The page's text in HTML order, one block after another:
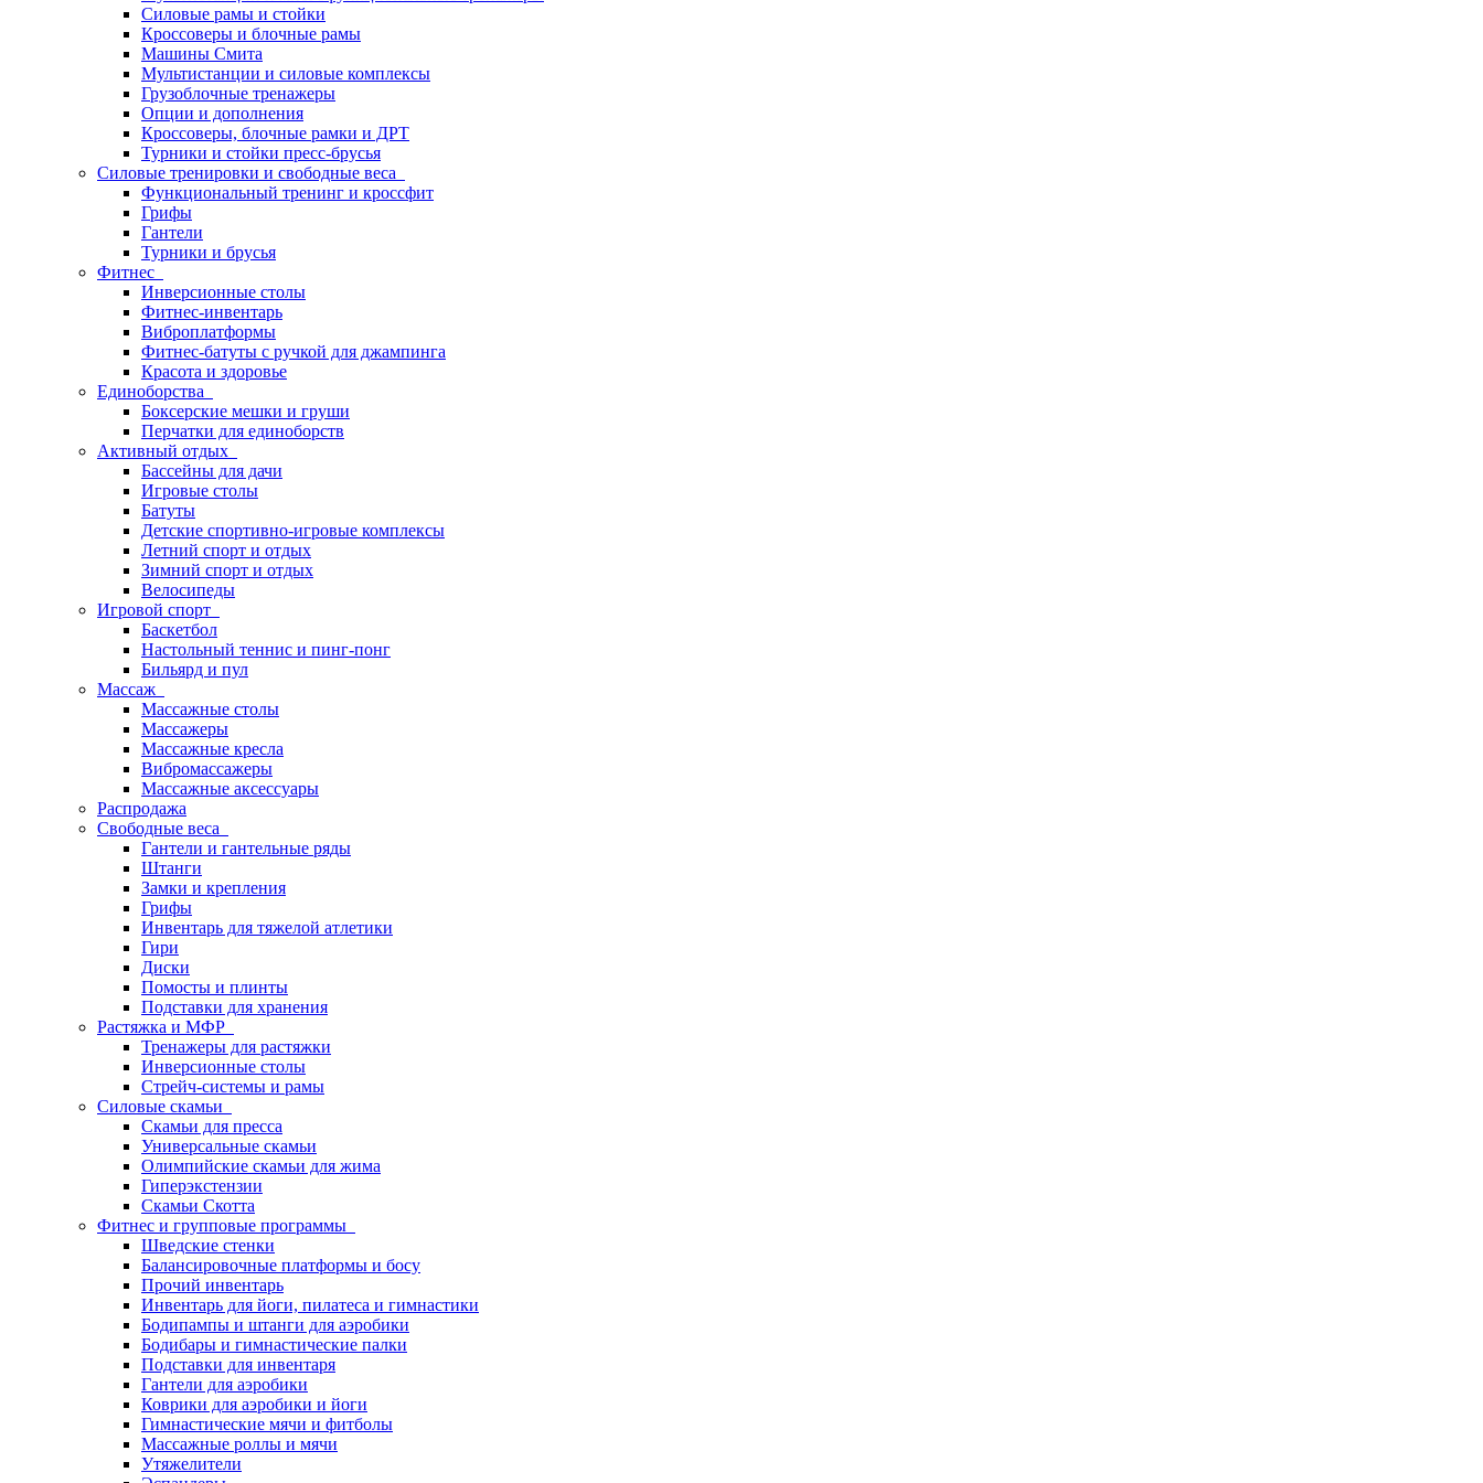
Силовые рамы и стойки
Кроссоверы и блочные рамы
Машины Смита
Мультистанции и силовые комплексы
Грузоблочные тренажеры
Опции и дополнения
Кроссоверы, блочные рамки и ДРТ
Турники и стойки пресс-брусья
Силовые тренировки и свободные веса
Функциональный тренинг и кроссфит
Грифы
Гантели
Турники и брусья
Фитнес
Инверсионные столы
Фитнес-инвентарь
Виброплатформы
Фитнес-батуты с ручкой для джампинга
Красота и здоровье
Единоборства
Боксерские мешки и груши
Перчатки для единоборств
Активный отдых
Бассейны для дачи
Игровые столы
Батуты
Детские спортивно-игровые комплексы
Летний спорт и отдых
Зимний спорт и отдых
Велосипеды
Игровой спорт
Баскетбол
Настольный теннис и пинг-понг
Бильярд и пул
Массаж
Массажные столы
Массажеры
Массажные кресла
Вибромассажеры
Массажные аксессуары
Распродажа
Свободные веса
Гантели и гантельные ряды
Штанги
Замки и крепления
Грифы
Инвентарь для тяжелой атлетики
Гири
Диски
Помосты и плинты
Подставки для хранения
Растяжка и МФР
Тренажеры для растяжки
Инверсионные столы
Стрейч-системы и рамы
Силовые скамьи
Скамьи для пресса
Универсальные скамьи
Олимпийские скамьи для жима
Гиперэкстензии
Скамьи Скотта
Фитнес и групповые программы
Шведские стенки
Балансировочные платформы и босу
Прочий инвентарь
Инвентарь для йоги, пилатеса и гимнастики
Бодипампы и штанги для аэробики
Бодибары и гимнастические палки
Подставки для инвентаря
Гантели для аэробики
Коврики для аэробики и йоги
Гимнастические мячи и фитболы
Массажные роллы и мячи
Утяжелители